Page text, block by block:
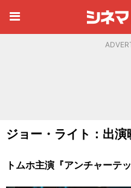
ジョー・ライト：出
トムホ主演『アンチャーテ